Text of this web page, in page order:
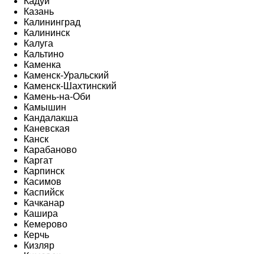
Казань
Калининград
Калининск
Калуга
Кальтино
Каменка
Каменск-Уральский
Каменск-Шахтинский
Камень-на-Оби
Камышин
Кандалакша
Каневская
Канск
Карабаново
Каргат
Карпинск
Касимов
Каспийск
Качканар
Кашира
Кемерово
Керчь
Кизляр